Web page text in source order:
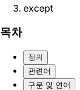
except
목차
정의
관련어
구문 및 연어